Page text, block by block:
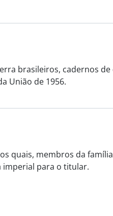
brasileiros, cadernos de
União de 1956.
quais, membros da
imperial para o titular.